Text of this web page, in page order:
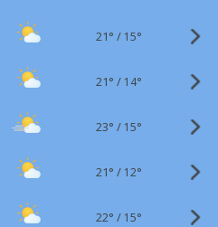
21° / 15°
21° / 14°
23° / 15°
21° / 12°
22° / 15°